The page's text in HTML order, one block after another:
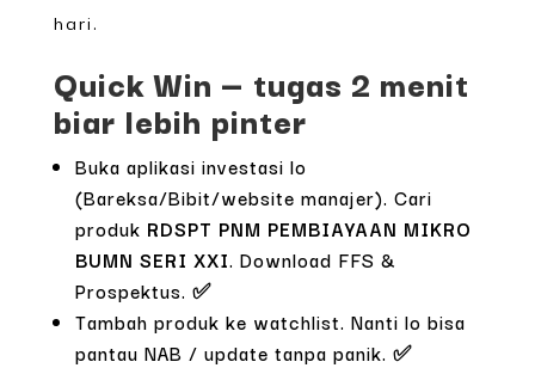
hari.
Quick Win — tugas 2 menit
biar lebih pinter
Buka aplikasi investasi lo
(Bareksa/Bibit/website manajer). Cari
produk RDSPT PNM PEMBIAYAAN MIKRO
BUMN SERI XXI. Download FFS &
Prospektus. ✅
Tambah produk ke watchlist. Nanti lo bisa
pantau NAB / update tanpa panik. ✅